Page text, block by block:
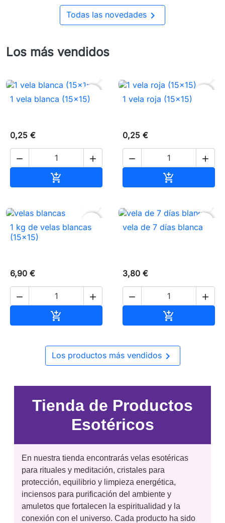
Todas las novedades 
Los más vendidos
favorite_border
1 vela blanca (15×15)
0,25 €
 

1 vela roja (15×15)
0,25 €
 

favorite_border
1 kg de velas blancas
(15×15)
6,90 €
 

favorite_border
vela de 7 días blanca
3,80 €
 

Los productos más vendidos
Tienda de Productos
Esotéricos
En nuestra tienda encontrarás velas esotéricas
para rituales y meditación, cristales para
protección, equilibrio y limpieza energética,
inciensos para purificación del ambiente y
amuletos que fortalecen la espiritualidad y la
conexión con el universo. Cada producto ha sido